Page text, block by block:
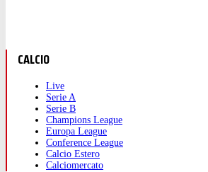
CALCIO
Live
Serie A
Serie B
Champions League
Europa League
Conference League
Calcio Estero
Calciomercato